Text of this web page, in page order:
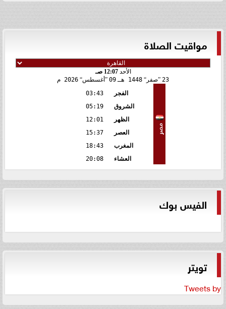
مواقيت الصلاة
الأحد12:07 صـ
23 صفر 1448 هـ 09 أغسطس 2026 م
مصر
الفجر
03:43
الشروق
05:19
الظهر
12:01
العصر
15:37
المغرب
18:43
العشاء
20:08
الفيس بوك
تويتر
Tweets by